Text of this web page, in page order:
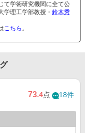
て学術研究機関に全て公
学理工学部教授・ 鈴木秀
こちら 。
73.4点 18件